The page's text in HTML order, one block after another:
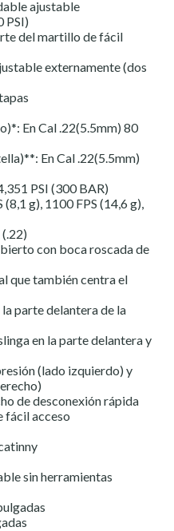
ajustable
PSI)
del martillo de fácil
externamente (dos
En Cal .22(5.5mm) 80
En Cal .22(5.5mm)
PSI (300 BAR)
g), 1100 FPS (14,6 g),
con boca roscada de
que también centra el
parte delantera de la
en la parte delantera y
(lado izquierdo) y
de desconexión rápida
fácil acceso
sin herramientas